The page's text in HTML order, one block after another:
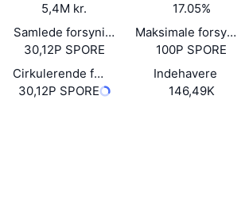
5,4M kr.
17.05%
Samlede forsyning
30,12P SPORE
Maksimale forsyning
100P SPORE
Cirkulerende forsyning
30,12P SPORE
Indehavere
146,49K